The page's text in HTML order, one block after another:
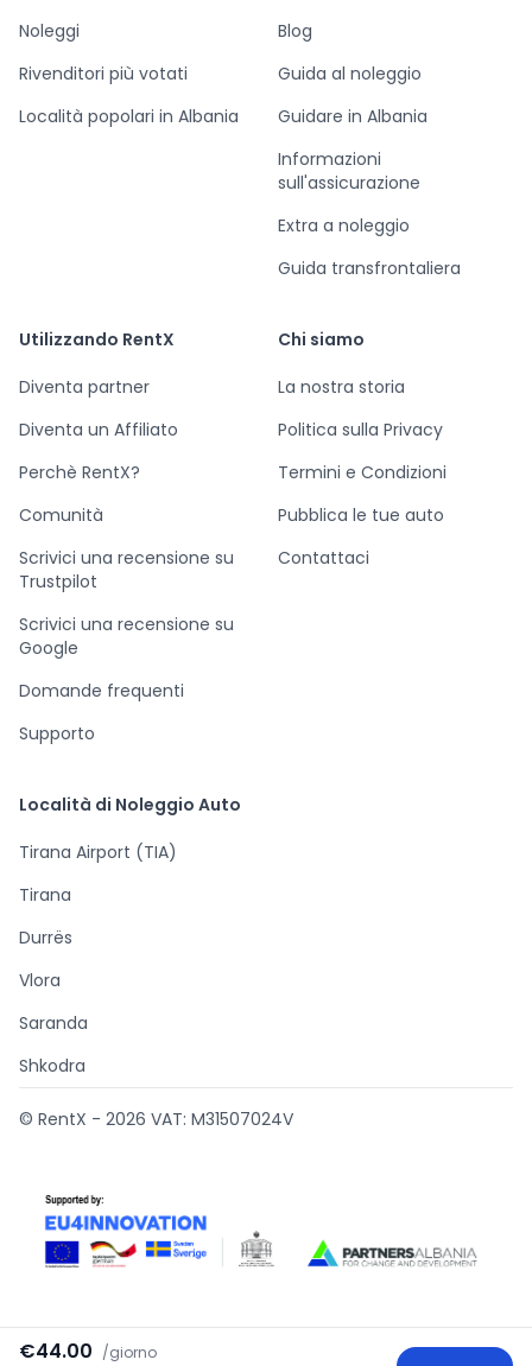
€44.00 /giorno
Noleggi
Rivenditori più votati
Località popolari in Albania
Blog
Guida al noleggio
Guidare in Albania
Informazioni
sull'assicurazione
Extra a noleggio
Guida transfrontaliera
Utilizzando RentX
Diventa partner
Diventa un Affiliato
Perchè RentX?
Comunità
Scrivici una recensione su
Trustpilot
Scrivici una recensione su
Google
Domande frequenti
Supporto
Chi siamo
La nostra storia
Politica sulla Privacy
Termini e Condizioni
Pubblica le tue auto
Contattaci
Località di Noleggio Auto
Tirana Airport (TIA)
Tirana
Durrës
Vlora
Saranda
Shkodra
© RentX - 2026 VAT: M31507024V